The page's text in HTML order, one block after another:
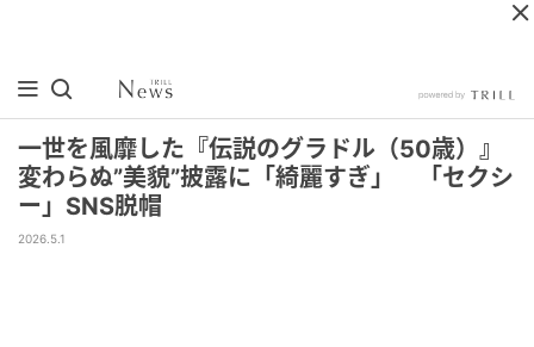
一世を風靡した『伝説のグラドル（50歳）』
変わらぬ”美貌”披露に「綺麗すぎ」 「セクシ
ー」SNS脱帽
2026.5.1